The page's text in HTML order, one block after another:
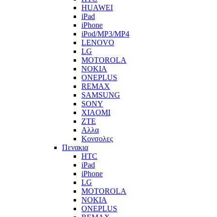
HUAWEI
iPad
iPhone
iPod/MP3/MP4
LENOVO
LG
MOTOROLA
NOKIA
ONEPLUS
REMAX
SAMSUNG
SONY
XIAOMI
ZTE
Αλλα
Κονσολες
Πενακια
HTC
iPad
iPhone
LG
MOTOROLA
NOKIA
ONEPLUS